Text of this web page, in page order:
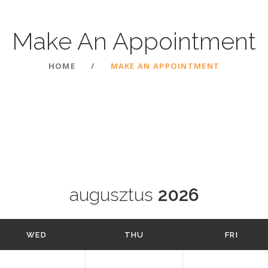
Make An Appointment
HOME MAKE AN APPOINTMENT
augusztus 2026
WED THU FRI